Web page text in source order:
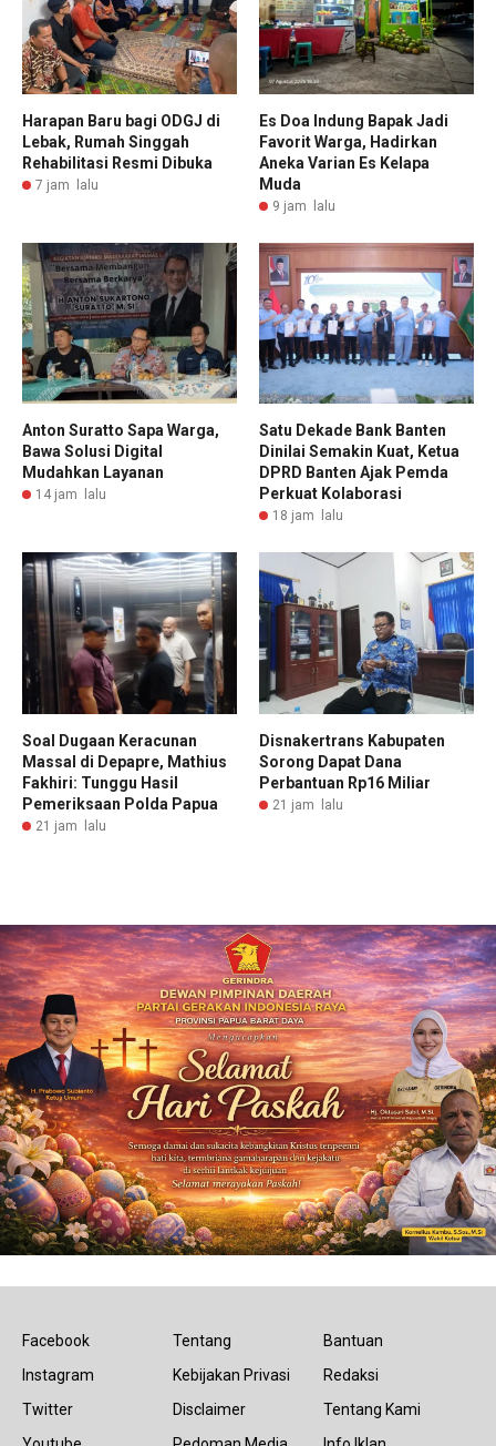
Harapan Baru bagi ODGJ di
Lebak, Rumah Singgah
Rehabilitasi Resmi Dibuka
7 jam lalu
Es Doa Indung Bapak Jadi
Favorit Warga, Hadirkan
Aneka Varian Es Kelapa
Muda
9 jam lalu
Anton Suratto Sapa Warga,
Bawa Solusi Digital
Mudahkan Layanan
14 jam lalu
Satu Dekade Bank Banten
Dinilai Semakin Kuat, Ketua
DPRD Banten Ajak Pemda
Perkuat Kolaborasi
18 jam lalu
Soal Dugaan Keracunan
Massal di Depapre, Mathius
Fakhiri: Tunggu Hasil
Pemeriksaan Polda Papua
21 jam lalu
Disnakertrans Kabupaten
Sorong Dapat Dana
Perbantuan Rp16 Miliar
21 jam lalu
Facebook
Instagram
Twitter
Tentang
Kebijakan Privasi
Disclaimer
Bantuan
Redaksi
Tentang Kami